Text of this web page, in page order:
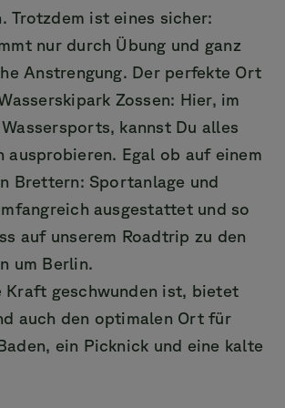
Trotzdem ist eines sicher:
nur durch Übung und ganz
Anstrengung. Der perfekte Ort
Zossen: Hier, im
kannst Du alles
ausprobieren. Egal ob auf einem
Brettern: Sportanlage und
ausgestattet und so
auf unserem Roadtrip zu den
um Berlin.
Kraft geschwunden ist, bietet
auch den optimalen Ort für
ein Picknick und eine kalte